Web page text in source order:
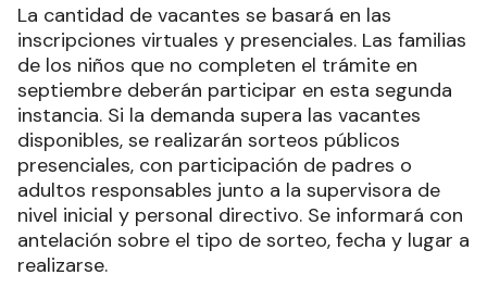
La cantidad de vacantes se basará en las
inscripciones virtuales y presenciales. Las familias
de los niños que no completen el trámite en
septiembre deberán participar en esta segunda
instancia. Si la demanda supera las vacantes
disponibles, se realizarán sorteos públicos
presenciales, con participación de padres o
adultos responsables junto a la supervisora de
nivel inicial y personal directivo. Se informará con
antelación sobre el tipo de sorteo, fecha y lugar a
realizarse.